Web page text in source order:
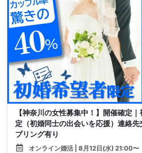
【神奈川の女性募集中！】開催確定
定（初婚同士の出会いを応援）連絡先
プリング有り
オンライン婚活 | 8月12日(水) 21:00〜